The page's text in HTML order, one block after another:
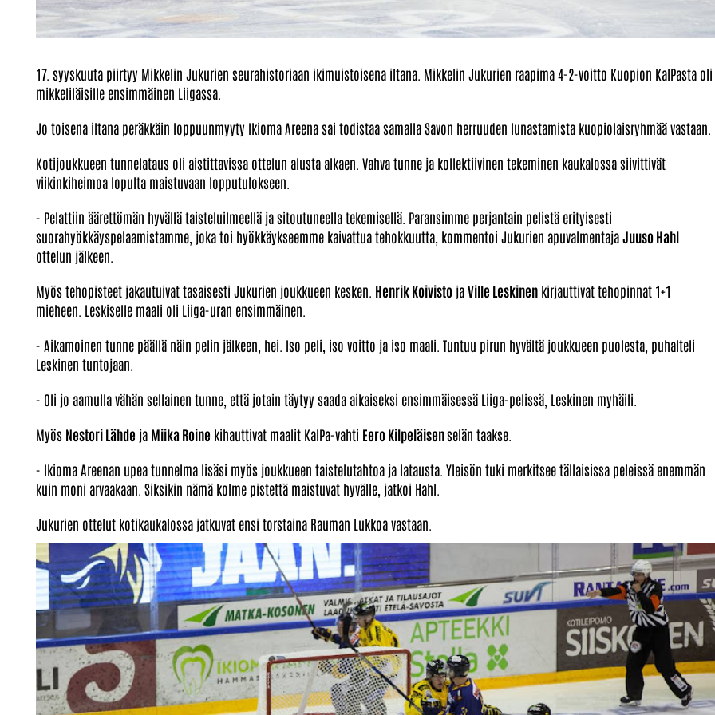
17. syyskuuta piirtyy Mikkelin Jukurien seurahistoriaan ikimuistoisena iltana. Mikkelin Jukurien raapima 4-2-voitto Kuopion KalPasta oli
mikkeliläisille ensimmäinen Liigassa.
Jo toisena iltana peräkkäin loppuunmyyty Ikioma Areena sai todistaa samalla Savon herruuden lunastamista kuopiolaisryhmää vastaan.
Kotijoukkueen tunnelataus oli aistittavissa ottelun alusta alkaen. Vahva tunne ja kollektiivinen tekeminen kaukalossa siivittivät
viikinkiheimoa lopulta maistuvaan lopputulokseen.
- Pelattiin äärettömän hyvällä taisteluilmeellä ja sitoutuneella tekemisellä. Paransimme perjantain pelistä erityisesti
suorahyökkäyspelaamistamme, joka toi hyökkäykseemme kaivattua tehokkuutta, kommentoi Jukurien apuvalmentajaJuuso Hahl
ottelun jälkeen.
Myös tehopisteet jakautuivat tasaisesti Jukurien joukkueen kesken. Henrik Koivisto jaVille Leskinen kirjauttivat tehopinnat 1+1
mieheen. Leskiselle maali oli Liiga-uran ensimmäinen.
- Aikamoinen tunne päällä näin pelin jälkeen, hei. Iso peli, iso voitto ja iso maali. Tuntuu pirun hyvältä joukkueen puolesta, puhalteli
Leskinen tuntojaan.
- Oli jo aamulla vähän sellainen tunne, että jotain täytyy saada aikaiseksi ensimmäisessä Liiga-pelissä, Leskinen myhäili.
Myös Nestori Lähde ja Miika Roine kihauttivat maalit KalPa-vahti Eero Kilpeläisenselän taakse.
- Ikioma Areenan upea tunnelma lisäsi myös joukkueen taistelutahtoa ja latausta. Yleisön tuki merkitsee tällaisissa peleissä enemmän
kuin moni arvaakaan. Siksikin nämä kolme pistettä maistuvat hyvälle, jatkoi Hahl.
Jukurien ottelut kotikaukalossa jatkuvat ensi torstaina Rauman Lukkoa vastaan.